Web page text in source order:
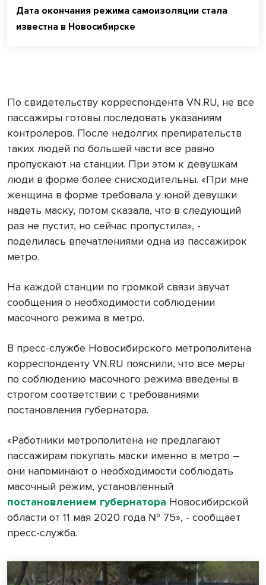
Дата окончания режима самоизоляции стала
известна в Новосибирске
По свидетельству корреспондента VN.RU, не все
пассажиры готовы последовать указаниям
контролеров. После недолгих препирательств
таких людей по большей части все равно
пропускают на станции. При этом к девушкам
люди в форме более снисходительны. «При мне
женщина в форме требовала у юной девушки
надеть маску, потом сказала, что в следующий
раз не пустит, но сейчас пропустила», -
поделилась впечатлениями одна из пассажирок
метро.
На каждой станции по громкой связи звучат
сообщения о необходимости соблюдении
масочного режима в метро.
В пресс-службе Новосибирского метрополитена
корреспонденту VN.RU пояснили, что все меры
по соблюдению масочного режима введены в
строгом соответствии с требованиями
постановления губернатора.
«Работники метрополитена не предлагают
пассажирам покупать маски именно в метро –
они напоминают о необходимости соблюдать
масочный режим, установленный
постановлением губернатора Новосибирской
области от 11 мая 2020 года № 75», - сообщает
пресс-служба.